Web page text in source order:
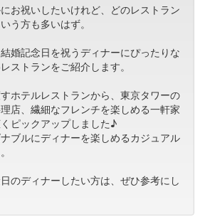
お祝いしたいけれど、どのレストラン
う方も多いはず。
婚記念日を祝うディナーにぴったりな
ストランをご紹介します。
ホテルレストランから、東京タワーの
店、繊細なフレンチを楽しめる一軒家
ピックアップしました♪
ブルにディナーを楽しめるカジュアル
のディナーしたい方は、ぜひ参考にし